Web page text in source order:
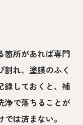
箇所があれば専門
れ、塗膜のふく
録しておくと、補
浄で落ちることが
は済まない。